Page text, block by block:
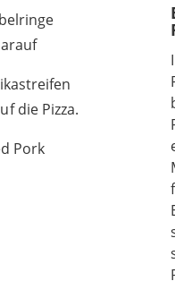
die Pizza.